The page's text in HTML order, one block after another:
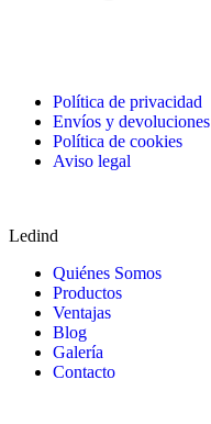
Política de privacidad
Envíos y devoluciones
Política de cookies
Aviso legal
Ledind
Quiénes Somos
Productos
Ventajas
Blog
Galería
Contacto